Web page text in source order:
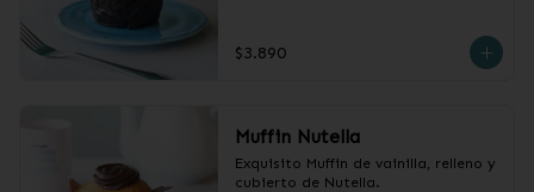
$3.890
Muffin Nutella
Exquisito Muffin de vainilla, relleno y
cubierto de Nutella.